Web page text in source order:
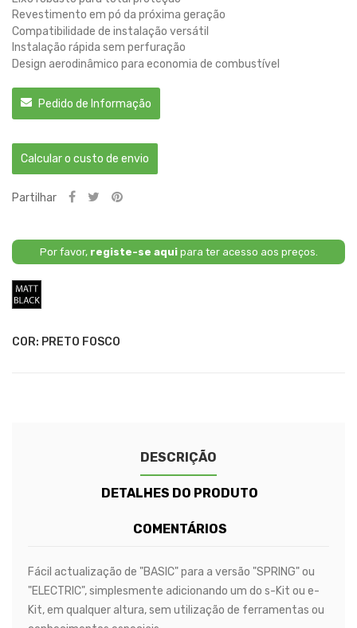
Revestimento em pó da próxima geração
Compatibilidade de instalação versátil
Instalação rápida sem perfuração
Design aerodinâmico para economia de combustível
Pedido de Informação
Calcular o custo de envio
Partilhar
Por favor, registe-se aquipara ter acesso aos preços.
COR: PRETO FOSCO
DESCRIÇÃO
DETALHES DO PRODUTO
COMENTÁRIOS
Fácil actualização de "BASIC" para a versão "SPRING" ou
"ELECTRIC", simplesmente adicionando um do s-Kit ou e-
Kit, em qualquer altura, sem utilização de ferramentas ou